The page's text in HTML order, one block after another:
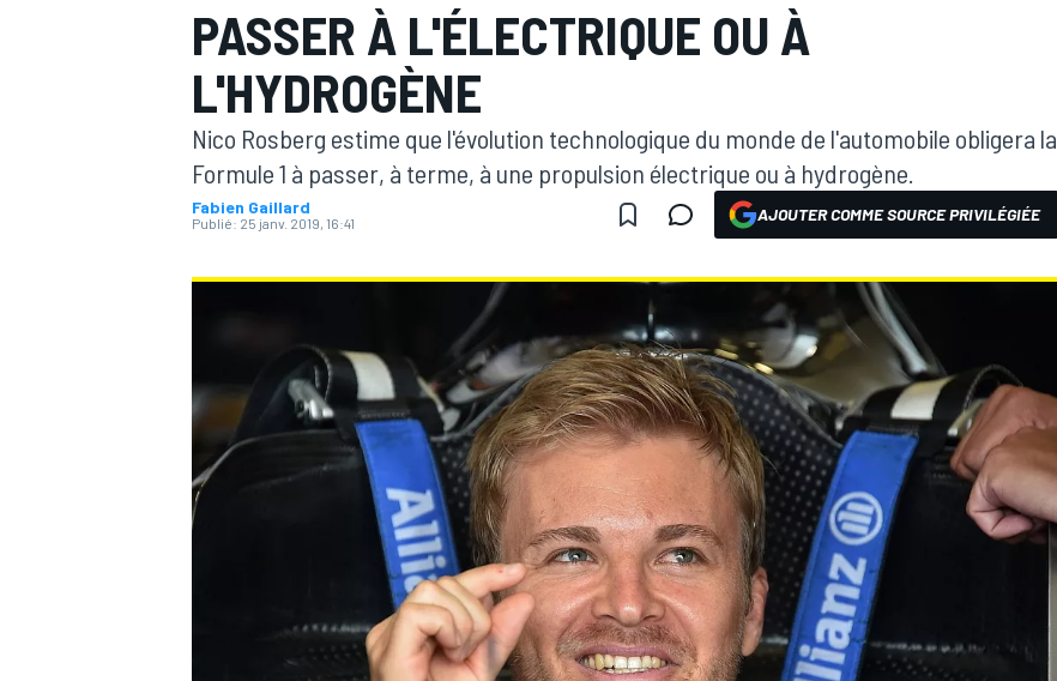
MOTOGP
PASSER À L'ÉLECTRIQUE OU À
L'HYDROGÈNE
Nico Rosberg estime que l'évolution technologique du monde de l'automobile obligera la
Formule 1 à passer, à terme, à une propulsion électrique ou à hydrogène.
Fabien Gaillard
Publié: 25 janv. 2019, 16:41 AJOUTER COMME SOURCE PRIVILÉGIÉE